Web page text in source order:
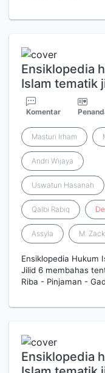
Ensiklopedia
Islam tematik
Komentar
Masturi Irham
Andri Wijaya
Uswatun Hasanah
Qalbi Rabiq
Assyla M.
Ensiklopedia Hukum
Jilid 6 membahas
Riba - Pinjaman -
Ensiklopedia